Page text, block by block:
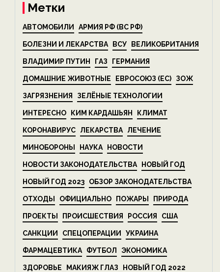
Метки
АВТОМОБИЛИ АРМИЯ РФ (ВС РФ)
БОЛЕЗНИ И ЛЕКАРСТВА ВСУ ВЕЛИКОБРИТАНИЯ
ВЛАДИМИР ПУТИН ГАЗ ГЕРМАНИЯ
ДОМАШНИЕ ЖИВОТНЫЕ ЕВРОСОЮЗ (ЕС) ЗОЖ
ЗАГРЯЗНЕНИЯ ЗЕЛЁНЫЕ ТЕХНОЛОГИИ
ИНТЕРЕСНО КИМ КАРДАШЬЯН КЛИМАТ
КОРОНАВИРУС ЛЕКАРСТВА ЛЕЧЕНИЕ
МИНОБОРОНЫ НАУКА НОВОСТИ
НОВОСТИ ЗАКОНОДАТЕЛЬСТВА НОВЫЙ ГОД
НОВЫЙ ГОД 2023 ОБЗОР ЗАКОНОДАТЕЛЬСТВА
ОТХОДЫ ОФИЦИАЛЬНО ПОЖАРЫ ПРИРОДА
ПРОЕКТЫ ПРОИСШЕСТВИЯ РОССИЯ США
САНКЦИИ СПЕЦОПЕРАЦИИ УКРАИНА
ФАРМАЦЕВТИКА ФУТБОЛ ЭКОНОМИКА
ЗДОРОВЬЕ МАКИЯЖ ГЛАЗ НОВЫЙ ГОД 2022